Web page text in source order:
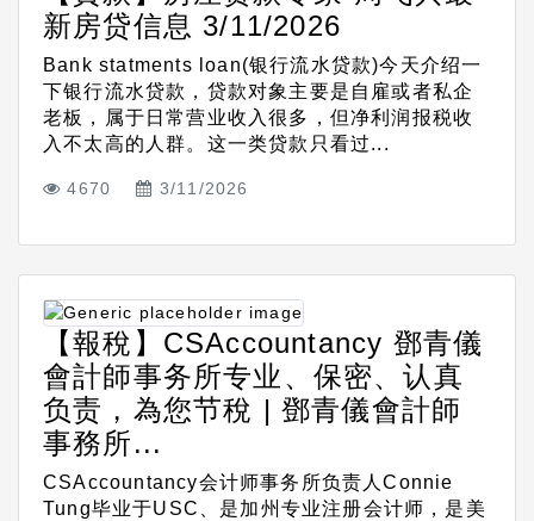
新房贷信息 3/11/2026
Bank statments loan(银行流水贷款)今天介绍一
下银行流水贷款，贷款对象主要是自雇或者私企
老板，属于日常营业收入很多，但净利润报税收
入不太高的人群。这一类贷款只看过...
4670 3/11/2026
【報稅】CSAccountancy 鄧青儀
會計師事务所专业、保密、认真
负责，為您节稅 | 鄧青儀會計師
事務所...
CSAccountancy会计师事务所负责人Connie
Tung毕业于USC、是加州专业注册会计师，是美